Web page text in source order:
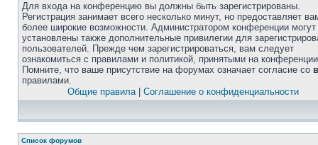
Для входа на конференцию вы должны быть зарегистрированы.
Регистрация занимает всего несколько минут, но предоставляет
более широкие возможности. Администратором конференции
установлены также дополнительные привилегии для
пользователей. Прежде чем зарегистрироваться, вам следует
ознакомиться с правилами и политикой, принятыми на
Помните, что ваше присутствие на форумах означает согласие со
правилами.
Общие правила| Соглашение о конфиденциальности
Список форумов